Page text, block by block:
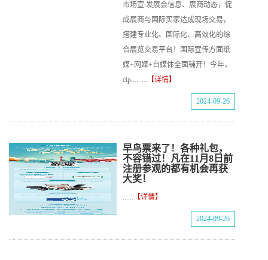
市场宣 发展会信息、展商动态，促
成展商与国际买家达成现场交易，
搭建专业化、国际化、高效化的综
合展览交易平台！国际宣传方面纸
媒+网媒+自媒体全面铺开！今年，
cip......... 【详情】
2024-09-26
早鸟票来了！各种礼包，
不容错过！凡在11月8日前
注册参观的都有机会再获
大奖！
...... 【详情】
2024-09-26